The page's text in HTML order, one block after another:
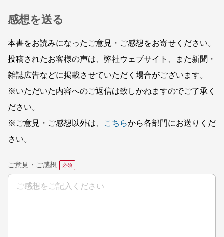
感想を送る
本書をお読みになったご意見・ご感想をお寄せください。
投稿されたお客様の声は、弊社ウェブサイト、また新聞・
雑誌広告などに掲載させていただく場合がございます。
※いただいた内容へのご返信は致しかねますのでご了承く
ださい。
※ご意見・ご感想以外は、
こちらから各部門にお送りくだ
さい。
ご意見・ご感想